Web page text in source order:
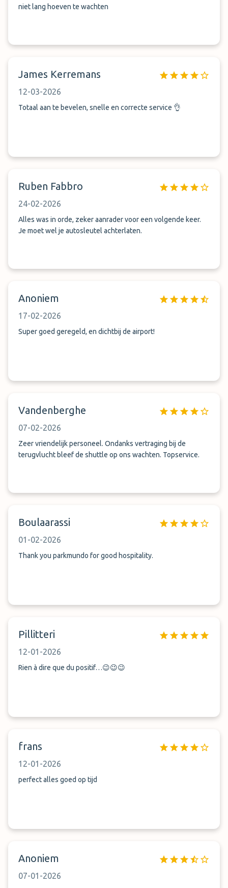
niet lang hoeven te wachten
James Kerremans
12-03-2026
Totaal aan te bevelen, snelle en correcte service 👌
Ruben Fabbro
24-02-2026
Alles was in orde, zeker aanrader voor een volgende keer.
Je moet wel je autosleutel achterlaten.
Anoniem
17-02-2026
Super goed geregeld, en dichtbij de airport!
Vandenberghe
07-02-2026
Zeer vriendelijk personeel. Ondanks vertraging bij de
terugvlucht bleef de shuttle op ons wachten. Topservice.
Boulaarassi
01-02-2026
Thank you parkmundo for good hospitality.
Pillitteri
12-01-2026
Rien à dire que du positif…😉😉😉
frans
12-01-2026
perfect alles goed op tijd
Anoniem
07-01-2026